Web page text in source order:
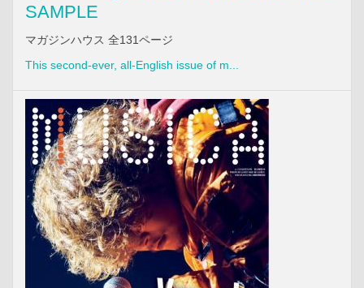
SAMPLE
マガジンハウス 全131ページ
This second-ever, all-English issue of m...